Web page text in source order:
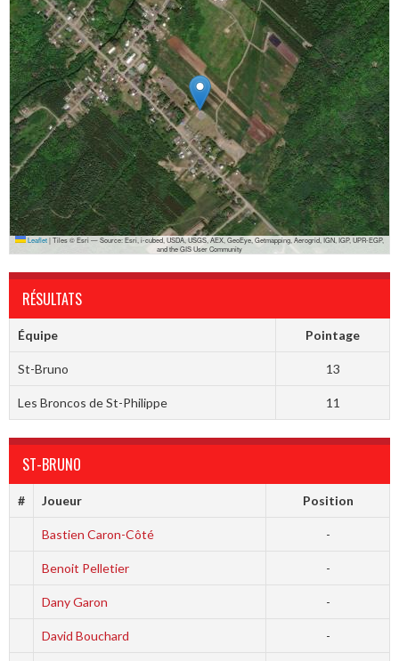
Leaflet|Tiles © Esri — Source: Esri, i-cubed, USDA, USGS, AEX, GeoEye, Getmapping, Aerogrid, IGN, IGP, UPR-EGP,
and the GIS User Community
RÉSULTATS
Équipe Pointage
St-Bruno 13
Les Broncos de St-Philippe 11
ST-BRUNO
# Joueur Position
Bastien Caron-Côté -
Benoit Pelletier -
Dany Garon -
David Bouchard -